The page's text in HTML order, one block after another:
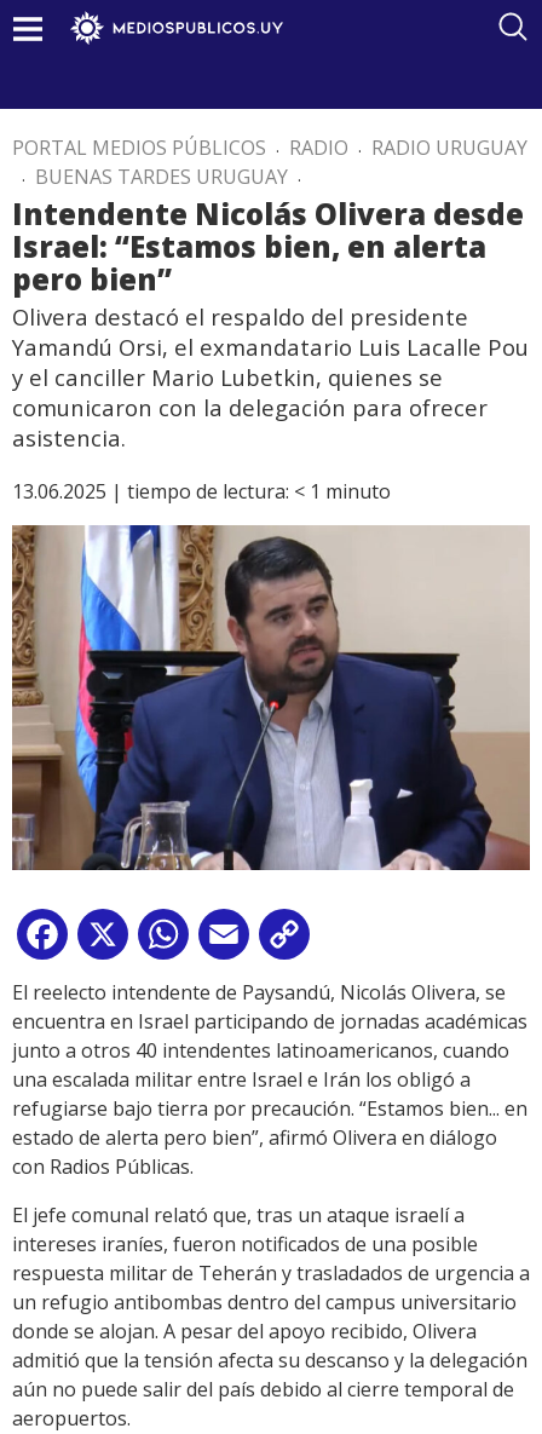
PORTAL MEDIOS PÚBLICOS . RADIO . RADIO URUGUAY
. BUENAS TARDES URUGUAY .
Intendente Nicolás Olivera desde
Israel: “Estamos bien, en alerta
pero bien”
Olivera destacó el respaldo del presidente
Yamandú Orsi, el exmandatario Luis Lacalle Pou
y el canciller Mario Lubetkin, quienes se
comunicaron con la delegación para ofrecer
asistencia.
13.06.2025 | tiempo de lectura: < 1 minuto
Facebook
X WhatsApp
Email
Link
El reelecto intendente de Paysandú, Nicolás Olivera, se
encuentra en Israel participando de jornadas académicas
junto a otros 40 intendentes latinoamericanos, cuando
una escalada militar entre Israel e Irán los obligó a
refugiarse bajo tierra por precaución. “Estamos bien... en
estado de alerta pero bien”, afirmó Olivera en diálogo
con Radios Públicas.
El jefe comunal relató que, tras un ataque israelí a
intereses iraníes, fueron notificados de una posible
respuesta militar de Teherán y trasladados de urgencia a
un refugio antibombas dentro del campus universitario
donde se alojan. A pesar del apoyo recibido, Olivera
admitió que la tensión afecta su descanso y la delegación
aún no puede salir del país debido al cierre temporal de
aeropuertos.